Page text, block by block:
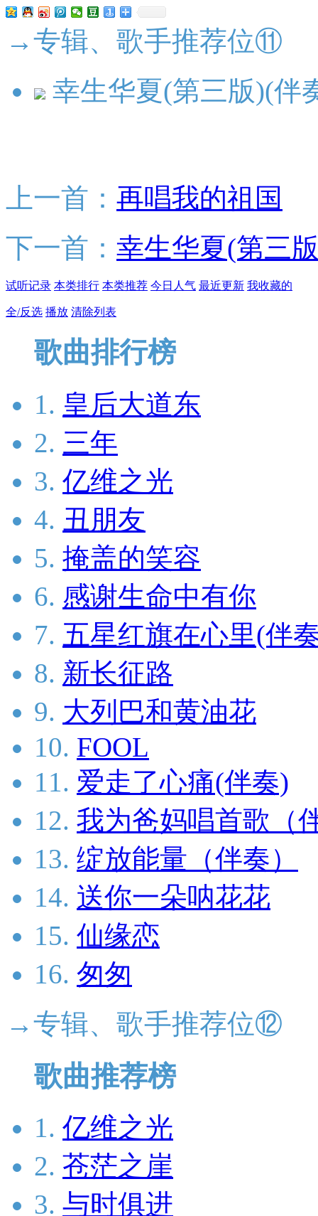
→专辑、歌手推荐位⑪
幸生华夏(第三版)(伴
上一首： 再唱我的祖国
下一首： 幸生华夏(第三
试听记录 本类排行 本类推荐 今日人气 最近更新 我收藏的
全/反选 播放 清除列表
歌曲排行榜
1. 皇后大道东
2. 三年
3. 亿维之光
4. 丑朋友
5. 掩盖的笑容
6. 感谢生命中有你
7. 五星红旗在心里(伴
8. 新长征路
9. 大列巴和黄油花
10. FOOL
11. 爱走了心痛(伴奏)
12. 我为爸妈唱首歌（
13. 绽放能量（伴奏）
14. 送你一朵呐花花
15. 仙缘恋
16. 匆匆
→专辑、歌手推荐位⑫
歌曲推荐榜
1. 亿维之光
2. 苍茫之崖
3. 与时俱进